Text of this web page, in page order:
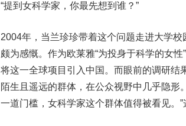
“提到女科学家，你最先想到谁？”
2004年，当兰珍珍带着这个问题走进大学
颇为感慨。作为欧莱雅“为投身于科学的女
将这一全球项目引入中国。而眼前的调研结
陌生且遥远的群体，在公众视野中几乎隐形
一道门槛，女科学家这个群体值得被看见。